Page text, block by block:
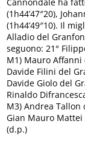
(1h44’47″20),
(1h44’49″10). Il
Alladio del
seguono: 21°
M1) Mauro Affanni
Davide Filini del
Davide Giolo del
Rinaldo
M3) Andrea Tallon
Gian Mauro Mattei
(d.p.)